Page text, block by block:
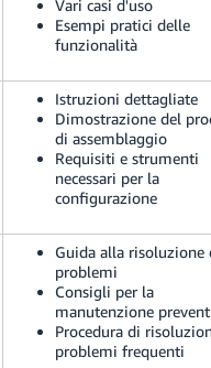
Vari casi d'uso
Esempi pratici delle
funzionalità
Istruzioni dettagliate
Dimostrazione del
di assemblaggio
Requisiti e strumenti
necessari per la
configurazione
Guida alla risoluzione
problemi
Consigli per la
manutenzione
Procedura di
problemi frequenti